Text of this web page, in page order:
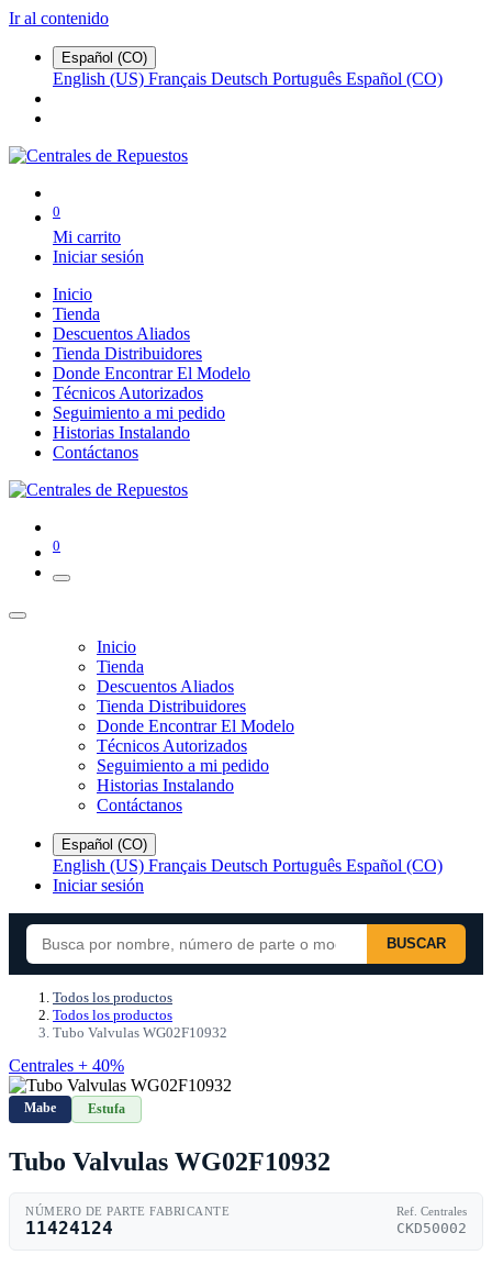
Ir al contenido
Español (CO)
English (US) Français Deutsch Português Español (CO)
0
Mi carrito
Iniciar sesión
Inicio
Tienda
Descuentos Aliados
Tienda Distribuidores
Donde Encontrar El Modelo
Técnicos Autorizados
Seguimiento a mi pedido
Historias Instalando
Contáctanos
0
Inicio
Tienda
Descuentos Aliados
Tienda Distribuidores
Donde Encontrar El Modelo
Técnicos Autorizados
Seguimiento a mi pedido
Historias Instalando
Contáctanos
Español (CO)
English (US) Français Deutsch Português Español (CO)
Iniciar sesión
BUSCAR
Todos los productos
Todos los productos
Tubo Valvulas WG02F10932
Centrales + 40%
Mabe Estufa
Tubo Valvulas WG02F10932
NÚMERO DE PARTE FABRICANTE
11424124
Ref. Centrales
CKD50002